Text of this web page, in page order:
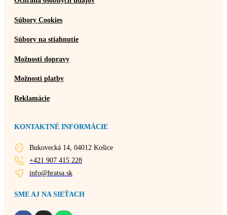
Súbory Cookies
Súbory na stiahnutie
Možnosti dopravy
Možnosti platby
Reklamácie
KONTAKTNÉ INFORMÁCIE
Bukovecká 14, 04012 Košice
+421 907 415 228
info@hratsa.sk
SME AJ NA SIEŤACH